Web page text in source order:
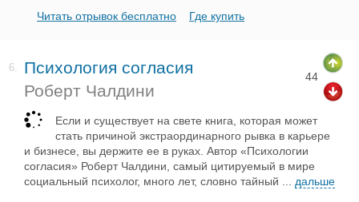
Читать отрывок бесплатно Где купить
6.
Психология согласия
Роберт Чалдини
44
Если и существует на свете книга, которая может
стать причиной экстраординарного рывка в карьере
и бизнесе, вы держите ее в руках. Автор «Психологии
согласия» Роберт Чалдини, самый цитируемый в мире
социальный психолог, много лет, словно тайный
дальше